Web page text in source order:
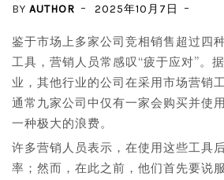
BY AUTHOR 2025年10月7日
鉴于市场上多家公司竞相销售超过四
工具，营销人员常感叹“疲于应对”。
业，其他行业的公司在采用市场营销
通常九家公司中仅有一家会购买并使
一种极大的浪费。
许多营销人员表示，在使用这些工具
率；然而，在此之前，他们首先要说